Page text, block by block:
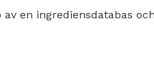
en ingrediensdatabas